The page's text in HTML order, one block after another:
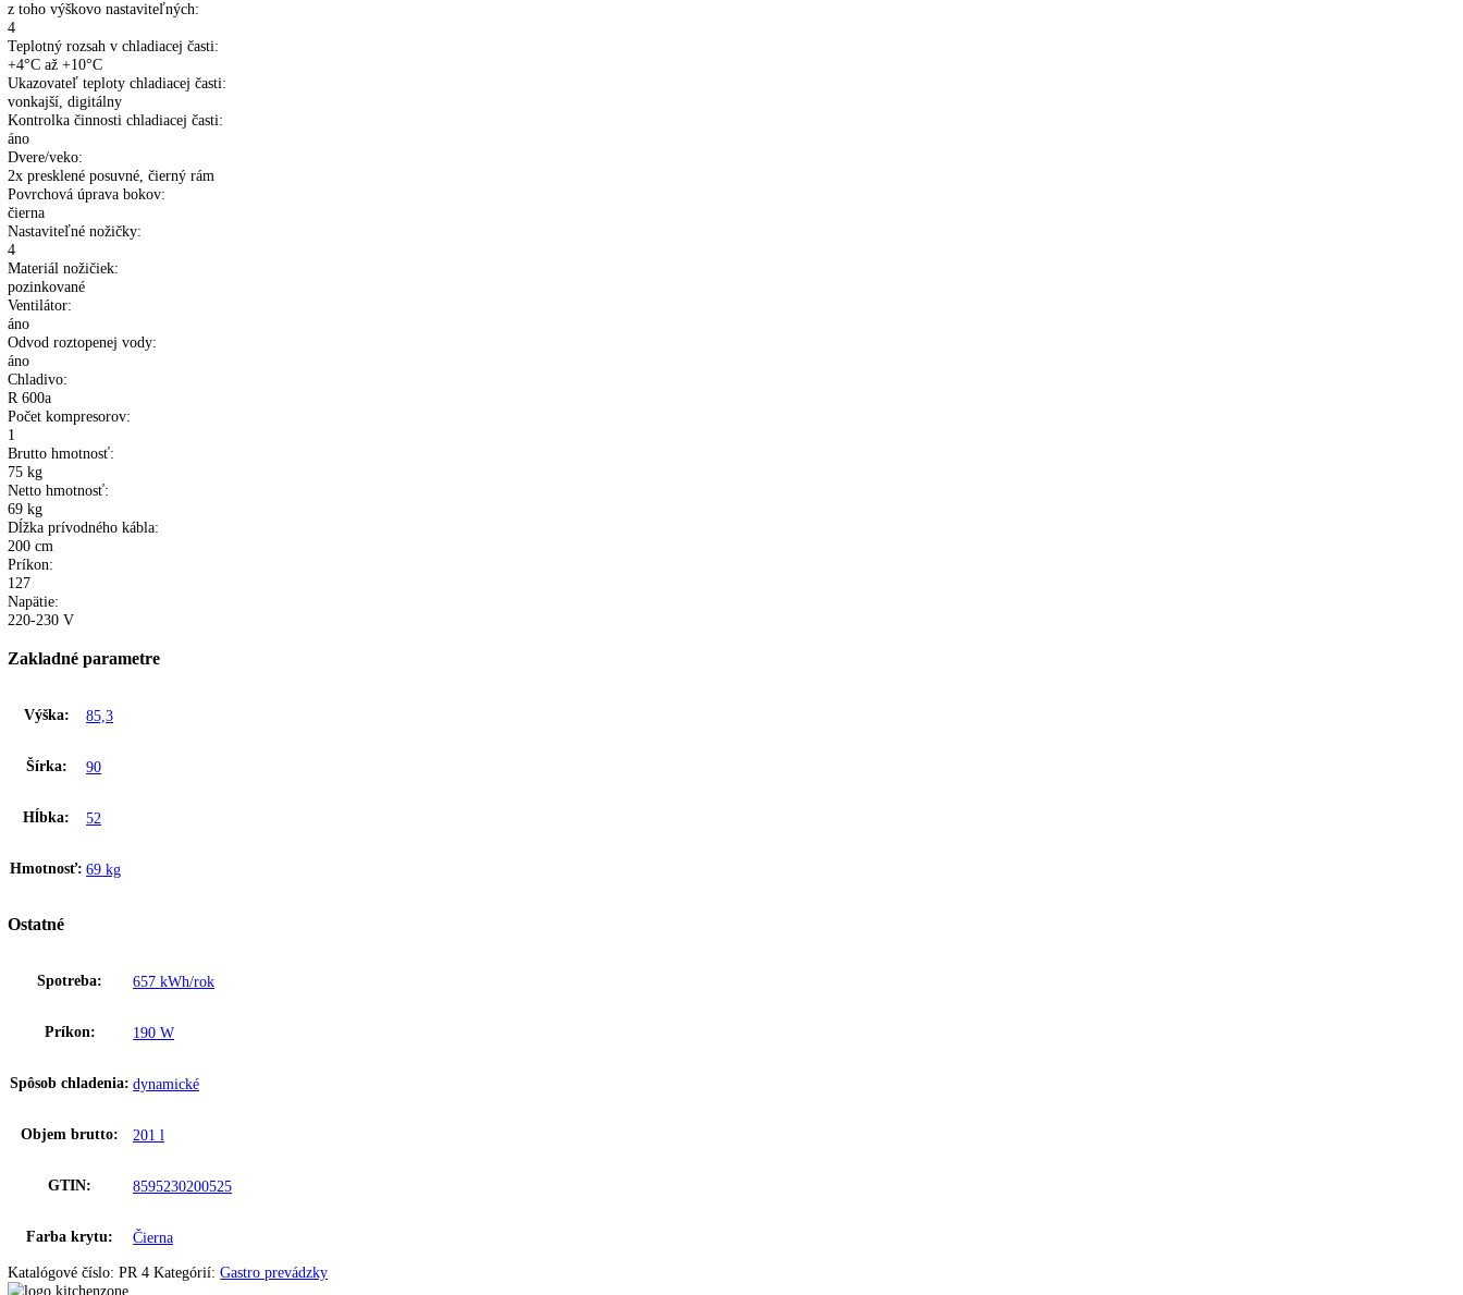
Typ ovládania:
elektronické ovládanie
Počet chladiacich okruhov:
1
Systém chladenia v chladiacej časti:
dynamický
Spôsob odmrazovania v chladiacej časti:
automatický
Vnútorné osvetlenie chladiacej časti:
LED horizontálne hore
Materiál poličiek:
kovové rošty
Počet poličiek:
4
z toho výškovo nastaviteľných:
4
Teplotný rozsah v chladiacej časti:
+4°C až +10°C
Ukazovateľ teploty chladiacej časti:
vonkajší, digitálny
Kontrolka činnosti chladiacej časti:
áno
Dvere/veko:
2x presklené posuvné, čierný rám
Povrchová úprava bokov:
čierna
Nastaviteľné nožičky:
4
Materiál nožičiek:
pozinkované
Ventilátor:
áno
Odvod roztopenej vody:
Chladivo:
Počet kompresorov:
75 kg
Dĺžka prívodného kábla:
Príkon:
220-230 V
Zakladné parametre
Výška: 85,3
Šírka: 90